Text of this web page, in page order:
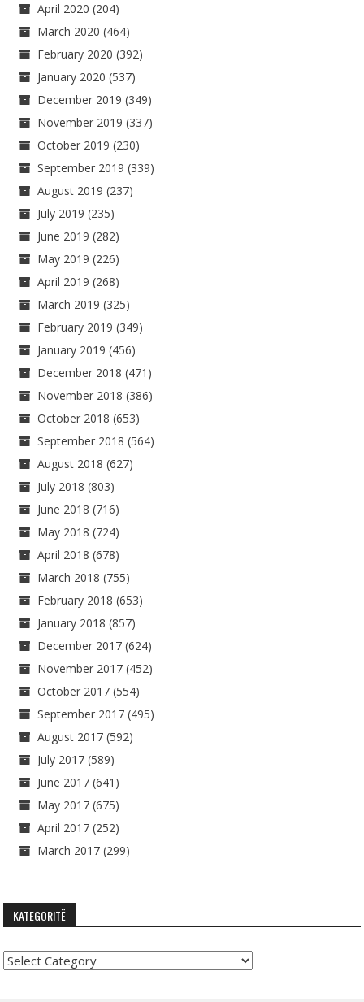
April 2020 (204)
March 2020 (464)
February 2020 (392)
January 2020 (537)
December 2019 (349)
November 2019 (337)
October 2019 (230)
September 2019 (339)
August 2019 (237)
July 2019 (235)
June 2019 (282)
May 2019 (226)
April 2019 (268)
March 2019 (325)
February 2019 (349)
January 2019 (456)
December 2018 (471)
November 2018 (386)
October 2018 (653)
September 2018 (564)
August 2018 (627)
July 2018 (803)
June 2018 (716)
May 2018 (724)
April 2018 (678)
March 2018 (755)
February 2018 (653)
January 2018 (857)
December 2017 (624)
November 2017 (452)
October 2017 (554)
September 2017 (495)
August 2017 (592)
July 2017 (589)
June 2017 (641)
May 2017 (675)
April 2017 (252)
March 2017 (299)
KATEGORITË
Kategoritë